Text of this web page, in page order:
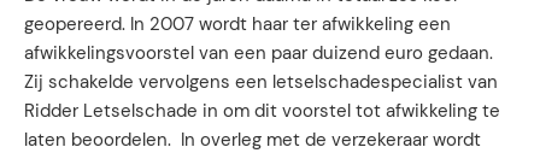
geopereerd. In 2007 wordt haar ter afwikkeling een
afwikkelingsvoorstel van een paar duizend euro gedaan.
Zij schakelde vervolgens een letselschadespecialist van
Ridder Letselschade in om dit voorstel tot afwikkeling te
laten beoordelen. In overleg met de verzekeraar wordt